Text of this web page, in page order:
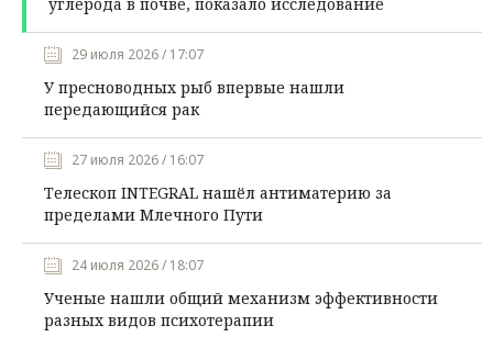
29 июля 2026 / 17:07
У пресноводных рыб впервые нашли
передающийся рак
27 июля 2026 / 16:07
Телескоп INTEGRAL нашёл антиматерию за
пределами Млечного Пути
24 июля 2026 / 18:07
Ученые нашли общий механизм эффективности
разных видов психотерапии